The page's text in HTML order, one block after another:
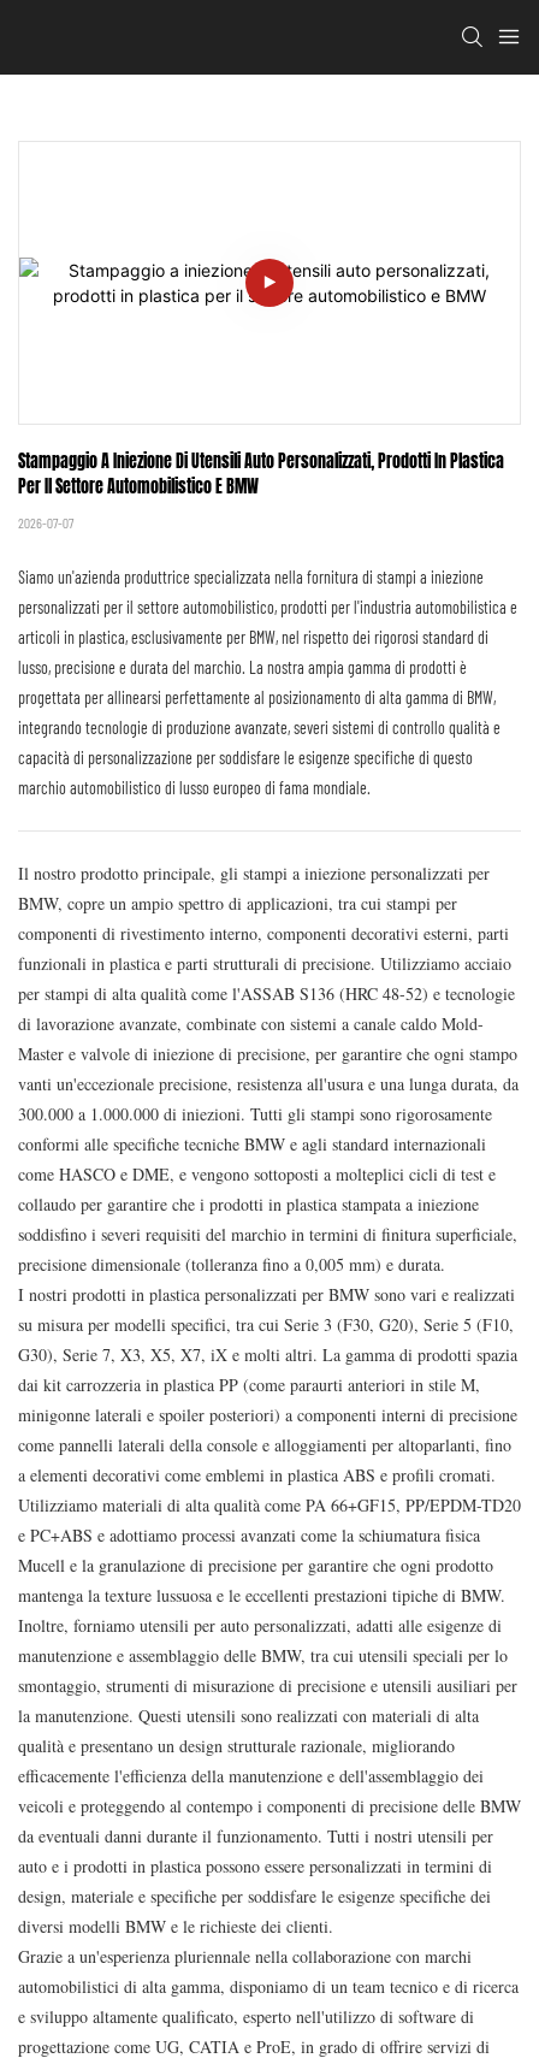
Stampaggio A Iniezione Di Utensili Auto Personalizzati, Prodotti In Plastica
Per Il Settore Automobilistico E BMW
2026-07-07
Siamo un'azienda produttrice specializzata nella fornitura di stampi a iniezione
personalizzati per il settore automobilistico, prodotti per l'industria automobilistica e
articoli in plastica, esclusivamente per BMW, nel rispetto dei rigorosi standard di
lusso, precisione e durata del marchio. La nostra ampia gamma di prodotti è
progettata per allinearsi perfettamente al posizionamento di alta gamma di BMW,
integrando tecnologie di produzione avanzate, severi sistemi di controllo qualità e
capacità di personalizzazione per soddisfare le esigenze specifiche di questo
marchio automobilistico di lusso europeo di fama mondiale.
Il nostro prodotto principale, gli stampi a iniezione personalizzati per
BMW, copre un ampio spettro di applicazioni, tra cui stampi per
componenti di rivestimento interno, componenti decorativi esterni, parti
funzionali in plastica e parti strutturali di precisione. Utilizziamo acciaio
per stampi di alta qualità come l'ASSAB S136 (HRC 48-52) e tecnologie
di lavorazione avanzate, combinate con sistemi a canale caldo Mold-
Master e valvole di iniezione di precisione, per garantire che ogni stampo
vanti un'eccezionale precisione, resistenza all'usura e una lunga durata, da
300.000 a 1.000.000 di iniezioni. Tutti gli stampi sono rigorosamente
conformi alle specifiche tecniche BMW e agli standard internazionali
come HASCO e DME, e vengono sottoposti a molteplici cicli di test e
collaudo per garantire che i prodotti in plastica stampata a iniezione
soddisfino i severi requisiti del marchio in termini di finitura superficiale,
precisione dimensionale (tolleranza fino a 0,005 mm) e durata.
I nostri prodotti in plastica personalizzati per BMW sono vari e realizzati
su misura per modelli specifici, tra cui Serie 3 (F30, G20), Serie 5 (F10,
G30), Serie 7, X3, X5, X7, iX e molti altri. La gamma di prodotti spazia
dai kit carrozzeria in plastica PP (come paraurti anteriori in stile M,
minigonne laterali e spoiler posteriori) a componenti interni di precisione
come pannelli laterali della console e alloggiamenti per altoparlanti, fino
a elementi decorativi come emblemi in plastica ABS e profili cromati.
Utilizziamo materiali di alta qualità come PA 66+GF15, PP/EPDM-TD20
e PC+ABS e adottiamo processi avanzati come la schiumatura fisica
Mucell e la granulazione di precisione per garantire che ogni prodotto
mantenga la texture lussuosa e le eccellenti prestazioni tipiche di BMW.
Inoltre, forniamo utensili per auto personalizzati, adatti alle esigenze di
manutenzione e assemblaggio delle BMW, tra cui utensili speciali per lo
smontaggio, strumenti di misurazione di precisione e utensili ausiliari per
la manutenzione. Questi utensili sono realizzati con materiali di alta
qualità e presentano un design strutturale razionale, migliorando
efficacemente l'efficienza della manutenzione e dell'assemblaggio dei
veicoli e proteggendo al contempo i componenti di precisione delle BMW
da eventuali danni durante il funzionamento. Tutti i nostri utensili per
auto e i prodotti in plastica possono essere personalizzati in termini di
design, materiale e specifiche per soddisfare le esigenze specifiche dei
diversi modelli BMW e le richieste dei clienti.
Grazie a un'esperienza pluriennale nella collaborazione con marchi
automobilistici di alta gamma, disponiamo di un team tecnico e di ricerca
e sviluppo altamente qualificato, esperto nell'utilizzo di software di
progettazione come UG, CATIA e ProE, in grado di offrire servizi di